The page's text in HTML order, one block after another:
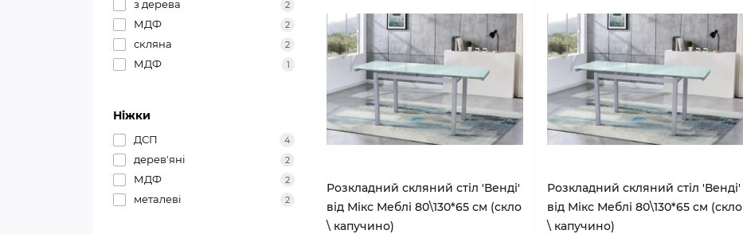
з дерева 2
МДФ 2
скляна 2
МДФ 1
Ніжки
ДСП 4
дерев'яні 2
МДФ 2
металеві 2
Розкладний скляний стіл 'Венді'
від Мікс Меблі 80\130*65 см (скло
\ капучино)
Розкладний скляний стіл 'Венді'
від Мікс Меблі 80\130*65 см (скло
\ капучино)